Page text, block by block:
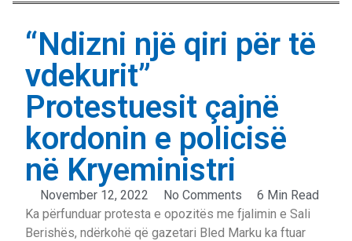
“Ndizni një qiri për të
vdekurit”
Protestuesit çajnë
kordonin e policisë
në Kryeministri
November 12, 2022 No Comments
6 Min Read
Ka përfunduar protesta e opozitës me fjalimin e Sali
Berishës, ndërkohë që gazetari Bled Marku ka ftuar